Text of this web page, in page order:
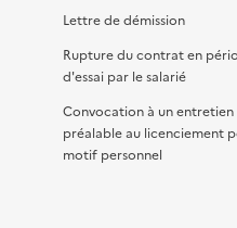
Lettre de démission
Rupture du contrat en
d'essai par le salarié
Convocation à un entretien
préalable au licenciement
motif personnel